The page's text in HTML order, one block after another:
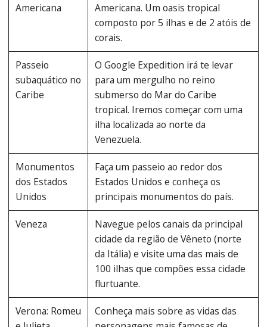
Americana
Americana. Um oasis tropical
composto por 5 ilhas e de 2 atóis de
corais.
Passeio
subaquático no
Caribe
O Google Expedition irá te levar
para um mergulho no reino
submerso do Mar do Caribe
tropical. Iremos começar com uma
ilha localizada ao norte da
Venezuela.
Monumentos
dos Estados
Unidos
Faça um passeio ao redor dos
Estados Unidos e conheça os
principais monumentos do país.
Veneza
Navegue pelos canais da principal
cidade da região de Vêneto (norte
da Itália) e visite uma das mais de
100 ilhas que compões essa cidade
flurtuante.
Verona: Romeu
Conheça mais sobre as vidas das